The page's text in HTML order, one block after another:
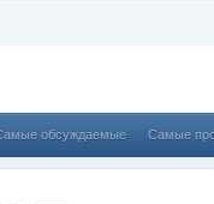
обсуждаемые Самые